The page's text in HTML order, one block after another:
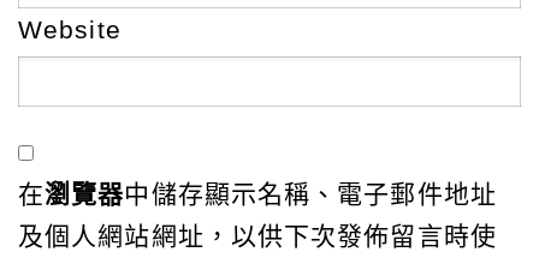
Website
在瀏覽器中儲存顯示名稱、電子郵件地址
及個人網站網址，以供下次發佈留言時使